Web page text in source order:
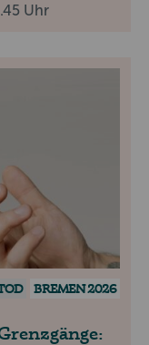
Uhr
BREMEN 2026